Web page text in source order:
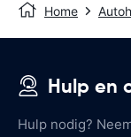
Home
Hulp en
Hulp nodig?